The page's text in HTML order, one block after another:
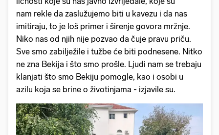
nam rekle da zaslužujemo biti u kavezu i da nas
imitiraju, to je loš primer i širenje govora mržnje.
Niko nas od njih nije pozvao da čuje pravu priču.
Sve smo zabilježile i tužbe će biti podnesene. Nitko
ne zna Bekija i što smo prošle. Ljudi nam se trebaju
klanjati što smo Bekiju pomogle, kao i osobi u
azilu koja se brine o životinjama - izjavile su.